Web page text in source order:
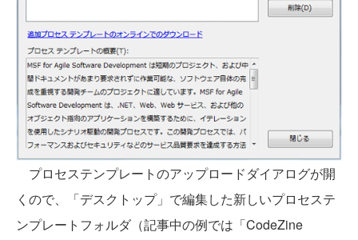
プロセステンプレートのアップロードダイアログが開
くので、「デスクトップ」で編集した新しいプロセステ
ンプレートフォルダ（記事中の例では「CodeZine